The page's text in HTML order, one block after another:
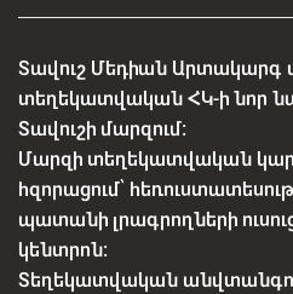
Տավուշ Մեդիան Արտակարգ
տեղեկատվական ՀԿ-ի նոր
Տավուշի մարզում:
Մարզի տեղեկատվական
հզորացում՝
պատանի լրագրողների
կենտրոն:
Տեղեկատվական